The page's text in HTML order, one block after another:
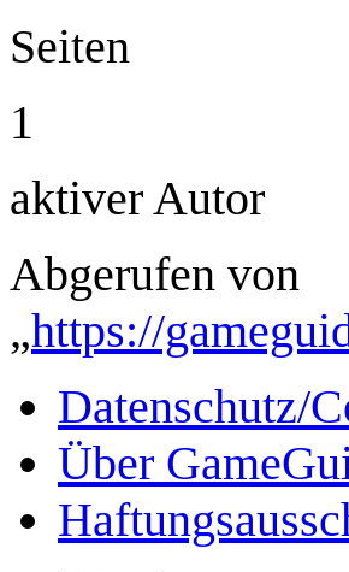
Seiten
1
aktiver Autor
Abgerufen von
„https://
Datenschutz/
Über